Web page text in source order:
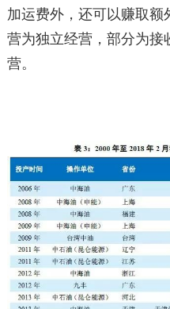
加运费外，还可以赚取
营为独立经营，部分为接
营。